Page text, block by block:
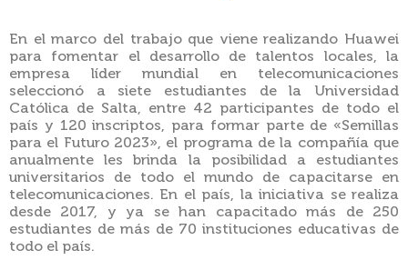
En el marco del trabajo que viene realizando Huawei
para fomentar el desarrollo de talentos locales, la
empresa líder mundial en telecomunicaciones
seleccionó a siete estudiantes de la Universidad
Católica de Salta, entre 42 participantes de todo el
país y 120 inscriptos, para formar parte de «Semillas
para el Futuro 2023», el programa de la compañía que
anualmente les brinda la posibilidad a estudiantes
universitarios de todo el mundo de capacitarse en
telecomunicaciones. En el país, la iniciativa se realiza
desde 2017, y ya se han capacitado más de 250
estudiantes de más de 70 instituciones educativas de
todo el país.